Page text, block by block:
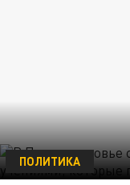
ПОЛИТИКА